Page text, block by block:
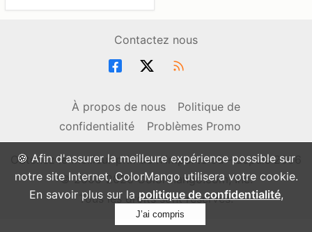
🍪 Afin d'assurer la meilleure expérience possible sur
notre site Internet, ColorMango utilisera votre cookie.
En savoir plus sur la politique de confidentialité,
J’ai compris
Contactez nous
À propos de nous
Politique de
confidentialité
Problèmes Promo
Obtenez le meilleur prix de n'importe où - depuis 2006
© 2006-2026 ColorMango.com, Inc.
Tous les droits sont réservés.